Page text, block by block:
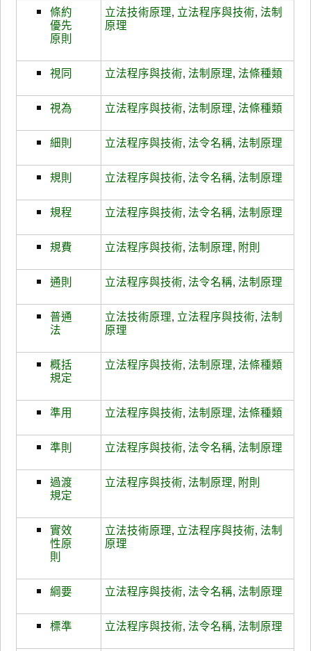
條約
優先
原則
立法技術原理, 立法程序與技術,法制
原理
視同 立法程序與技術,法制原理,法條種類
視為 立法程序與技術,法制原理,法條種類
細則 立法程序與技術,法令名稱,法制原理
規則 立法程序與技術,法令名稱,法制原理
規程 立法程序與技術,法令名稱,法制原理
規費 立法程序與技術,法制原理, 附則
通則 立法程序與技術,法令名稱,法制原理
普通
法
立法技術原理, 立法程序與技術,法制
原理
概括
規定
立法程序與技術,法制原理,法條種類
準用 立法程序與技術,法制原理,法條種類
準則 立法程序與技術,法令名稱,法制原理
過渡
規定
立法程序與技術,法制原理, 附則
實效
性原
則
立法技術原理, 立法程序與技術,法制
原理
綱要 立法程序與技術,法令名稱,法制原理
標準 立法程序與技術,法令名稱,法制原理